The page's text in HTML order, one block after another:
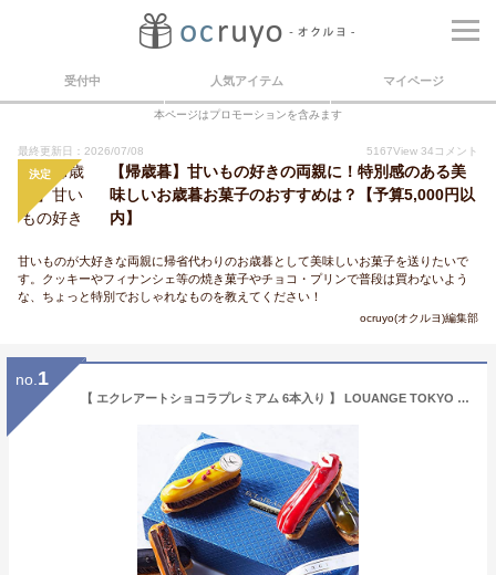
受付中 人気アイテム マイページ
本ページはプロモーションを含みます
最終更新日：2026/07/08 5167View 34 コメント
決定
【帰歳暮】甘いもの好きの両親に！特別感のある美
味しいお歳暮お菓子のおすすめは？【予算5,000円以
内】
甘いものが大好きな両親に帰省代わりのお歳暮として美味しいお菓子を送りたいで
す。クッキーやフィナンシェ等の焼き菓子やチョコ・プリンで普段は買わないよう
な、ちょっと特別でおしゃれなものを教えてください！
ocruyo(オクルヨ)編集部
no. 1
【 エクレアートショコラプレミアム 6本入り 】 LOUANGE TOKYO ルワンジュ東京 スイーツギフト スイーツ ギフト 洋菓子 チョコレート ギフト プレゼント 高級 人気 おしゃれ (通常)